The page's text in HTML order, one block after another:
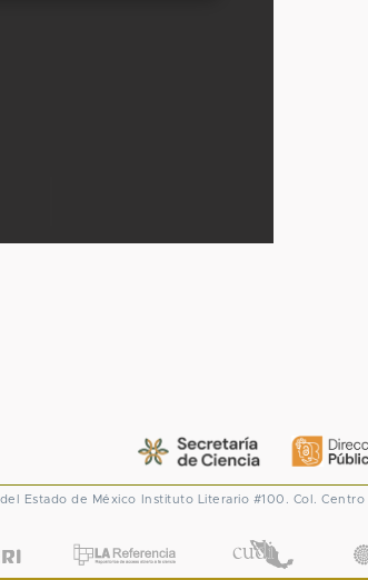
Estado de México Instituto Literario #100. Col. Centro